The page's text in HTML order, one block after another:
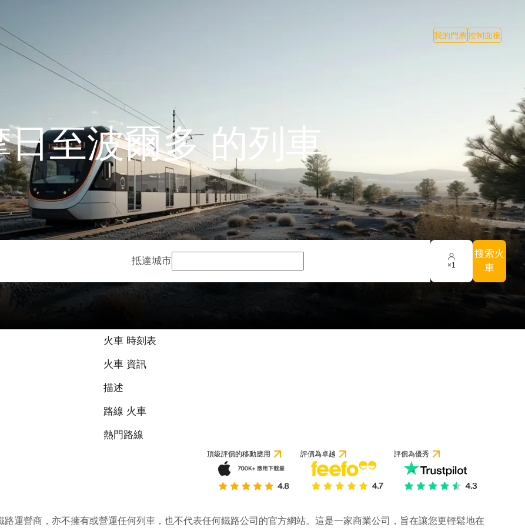
我的門票控制面板
日至波爾多 的列車
抵達城市 ×1
搜索火
車
火車 時刻表
火車 資訊
描述
路線 火車
熱門路線
頂級評價的移動應用 評價為卓越 評價為優秀
運營商，亦不擁有或營運任何列車，也不代表任何鐵路公司的官方網站。這是一家商業公司，旨在讓您更輕鬆地在
9 / 10 基於 1 條評論